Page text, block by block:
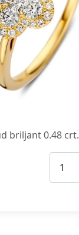
briljant 0.48 crt.